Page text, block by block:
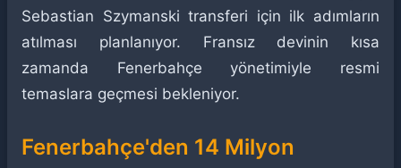
Sebastian Szymanski transferi için ilk adımların
atılması planlanıyor. Fransız devinin kısa
zamanda Fenerbahçe yönetimiyle resmi
temaslara geçmesi bekleniyor.
Fenerbahçe'den 14 Milyon